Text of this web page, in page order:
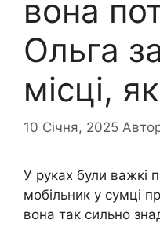
вона
Ольга
місці,
10 Січня, 2025
У руках були важкі
мобільник у сумці
вона так сильно